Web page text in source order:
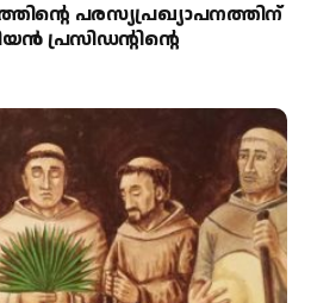
പരസ്യപ്രഖ്യാപനത്തിന്
പ്രസിഡന്റിന്റെ